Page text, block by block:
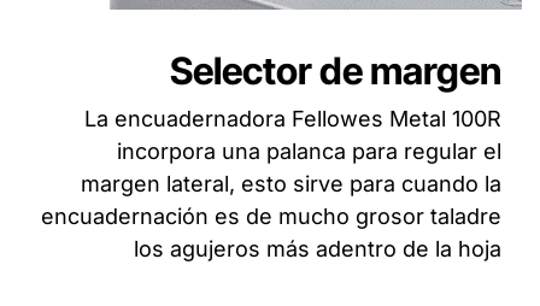
Selector de margen
La encuadernadora Fellowes Metal 100R
incorpora una palanca para regular el
margen lateral, esto sirve para cuando la
encuadernación es de mucho grosor taladre
los agujeros más adentro de la hoja